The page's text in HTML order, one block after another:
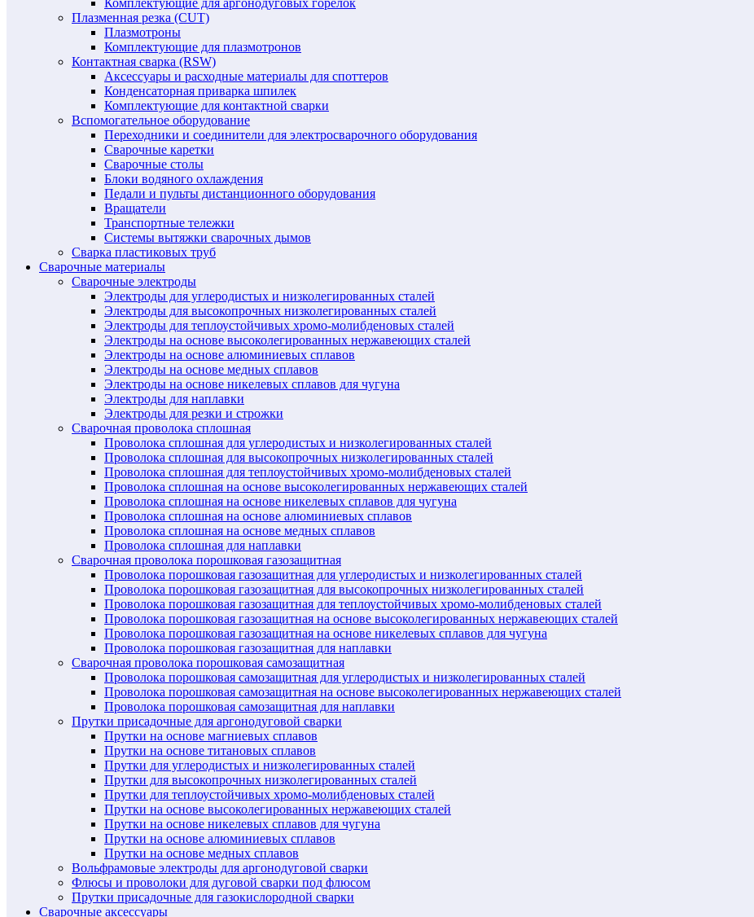
Плазменная резка (CUT)
Плазмотроны
Комплектующие для плазмотронов
Контактная сварка (RSW)
Аксессуары и расходные материалы для споттеров
Конденсаторная приварка шпилек
Комплектующие для контактной сварки
Вспомогательное оборудование
Переходники и соединители для электросварочного оборудования
Сварочные каретки
Сварочные столы
Блоки водяного охлаждения
Педали и пульты дистанционного оборудования
Вращатели
Транспортные тележки
Системы вытяжки сварочных дымов
Сварка пластиковых труб
Сварочные материалы
Сварочные электроды
Электроды для углеродистых и низколегированных сталей
Электроды для высокопрочных низколегированных сталей
Электроды для теплоустойчивых хромо-молибденовых сталей
Электроды на основе высоколегированных нержавеющих сталей
Электроды на основе алюминиевых сплавов
Электроды на основе медных сплавов
Электроды на основе никелевых сплавов для чугуна
Электроды для наплавки
Электроды для резки и строжки
Сварочная проволока сплошная
Проволока сплошная для углеродистых и низколегированных сталей
Проволока сплошная для высокопрочных низколегированных сталей
Проволока сплошная для теплоустойчивых хромо-молибденовых сталей
Проволока сплошная на основе высоколегированных нержавеющих сталей
Проволока сплошная на основе никелевых сплавов для чугуна
Проволока сплошная на основе алюминиевых сплавов
Проволока сплошная на основе медных сплавов
Проволока сплошная для наплавки
Сварочная проволока порошковая газозащитная
Проволока порошковая газозащитная для углеродистых и низколегированных сталей
Проволока порошковая газозащитная для высокопрочных низколегированных сталей
Проволока порошковая газозащитная для теплоустойчивых хромо-молибденовых сталей
Проволока порошковая газозащитная на основе высоколегированных нержавеющих сталей
Проволока порошковая газозащитная на основе никелевых сплавов для чугуна
Проволока порошковая газозащитная для наплавки
Сварочная проволока порошковая самозащитная
Проволока порошковая самозащитная для углеродистых и низколегированных сталей
Проволока порошковая самозащитная на основе высоколегированных нержавеющих сталей
Проволока порошковая самозащитная для наплавки
Прутки присадочные для аргонодуговой сварки
Прутки на основе магниевых сплавов
Прутки на основе титановых сплавов
Прутки для углеродистых и низколегированных сталей
Прутки для высокопрочных низколегированных сталей
Прутки для теплоустойчивых хромо-молибденовых сталей
Прутки на основе высоколегированных нержавеющих сталей
Прутки на основе никелевых сплавов для чугуна
Прутки на основе алюминиевых сплавов
Прутки на основе медных сплавов
Вольфрамовые электроды для аргонодуговой сварки
Флюсы и проволоки для дуговой сварки под флюсом
Прутки присадочные для газокислородной сварки
Сварочные аксессуары